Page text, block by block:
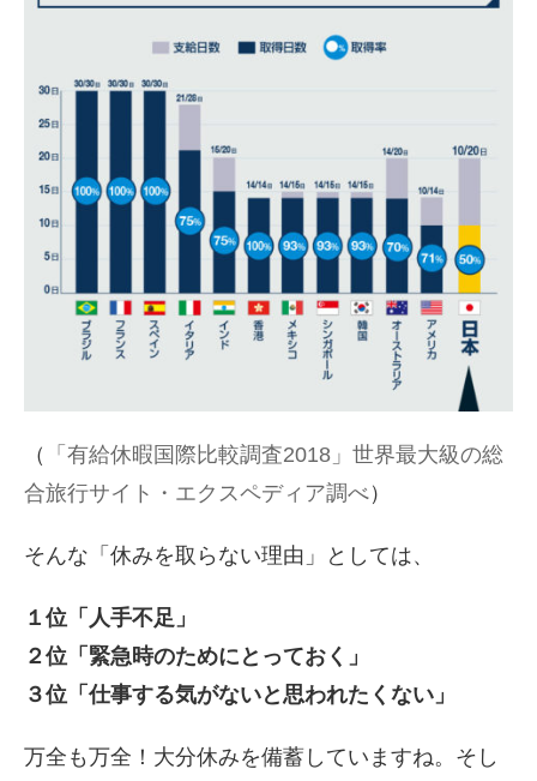
（
「有給休暇国際比較調査2018」世界最大級の総
合旅行サイト・エクスペディア調べ）
そんな「休みを取らない理由」としては、
１位「人手不足」
２位「緊急時のためにとっておく」
３位「仕事する気がないと思われたくない」
万全も万全！大分休みを備蓄していますね。そし